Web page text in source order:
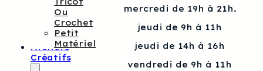
Ou
Crochet
Petit
Matériel
Ateliers
Créatifs
mercredi de 19h à 21h.
jeudi de 9h à 11h
jeudi de 14h à 16h
vendredi de 9h à 11h